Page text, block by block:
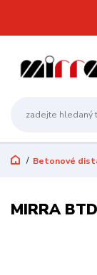
Betonové
MIRRA